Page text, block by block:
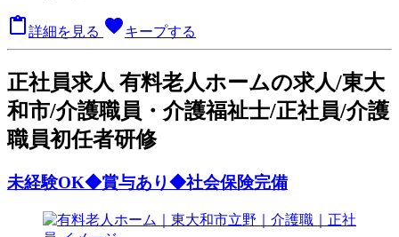
 詳細を見る favoriteキープする
正社員求人 有料老人ホームの求人/東大
和市/介護職員・介護福祉士/正社員/介護
職員初任者研修
未経験OK◆賞与あり◆社会保険完備